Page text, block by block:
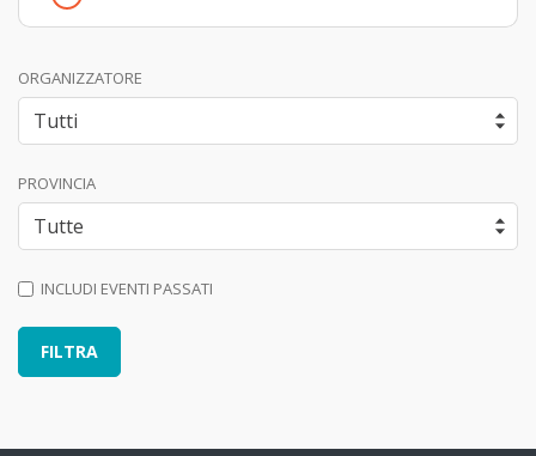
ORGANIZZATORE
PROVINCIA
INCLUDI EVENTI PASSATI